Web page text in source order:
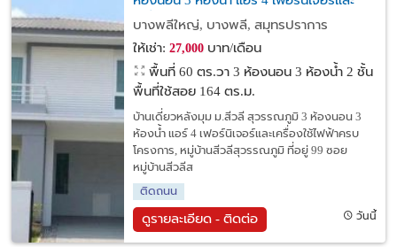
เครื่องใช้ไฟฟ้าครบ
บางพลีใหญ่, บางพลี, สมุทรปราการ
ให้เช่า: 27,000บาท/เดือน
พื้นที่ 60 ตร.วา 3 ห้องนอน 3 ห้องน้ำ 2 ชั้น
พื้นที่ใช้สอย 164 ตร.ม.
บ้านเดี่ยวหลังมุม ม.สีวลี สุวรรณภูมิ 3 ห้องนอน 3
ห้องน้ำ แอร์ 4 เฟอร์นิเจอร์และเครื่องใช้ไฟฟ้าครบ
โครงการ, หมู่บ้านสีวลีสุวรรณภูมิ ที่อยู่ 99 ซอย
หมู่บ้านสีวลีส
ติดถนน
ดูรายละเอียด - ติดต่อ วันนี้